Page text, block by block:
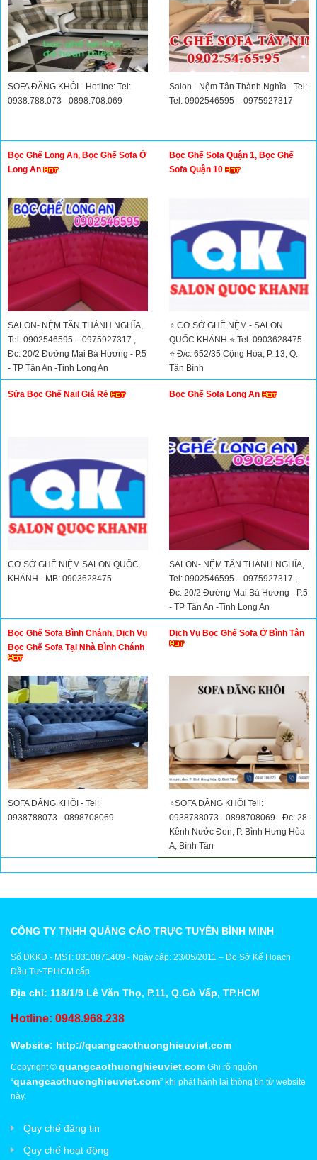
SOFA ĐĂNG KHÔI - Hotline: Tel:
0938.788.073 - 0898.708.069
Salon - Nệm Tân Thành Nghĩa - Tel:
Tel: 0902546595 – 0975927317
Bọc Ghế Long An, Bọc Ghế Sofa Ở
Long An
SALON- NỆM TÂN THÀNH NGHĨA,
Tel: 0902546595 – 0975927317 ,
Đc: 20/2 Đường Mai Bá Hương - P.5
- TP Tân An -Tỉnh Long An
Bọc Ghế Sofa Quận 1, Bọc Ghế
Sofa Quận 10
⭐ CƠ SỞ GHẾ NỆM - SALON
QUỐC KHÁNH ⭐ Tel: 0903628475
⭐ Đ/c: 652/35 Cộng Hòa, P. 13, Q.
Tân Bình
Sửa Bọc Ghế Nail Giá Rẻ
CƠ SỞ GHẾ NIỆM SALON QUỐC
KHÁNH - MB: 0903628475
Bọc Ghế Sofa Long An
SALON- NỆM TÂN THÀNH NGHĨA,
Tel: 0902546595 – 0975927317 ,
Đc: 20/2 Đường Mai Bá Hương - P.5
- TP Tân An -Tỉnh Long An
Bọc Ghế Sofa Bình Chánh, Dịch Vụ
Bọc Ghế Sofa Tại Nhà Bình Chánh
SOFA ĐĂNG KHÔI - Tel:
0938788073 - 0898708069
Dịch Vụ Bọc Ghế Sofa Ở Bình Tân
⭐SOFA ĐĂNG KHÔI Tell:
0938788073 - 0898708069 - Đc: 28
Kênh Nước Đen, P. Bình Hưng Hòa
A, Bình Tân
CÔNG TY TNHH QUẢNG CÁO TRỰC TUYẾN BÌNH MINH
Số ĐKKD - MST: 0310871409 - Ngày cấp: 23/05/2011 – Do Sở Kế Hoạch
Đầu Tư-TP.HCM cấp
Địa chỉ: 118/1/9 Lê Văn Thọ, P.11, Q.Gò Vấp, TP.HCM
Hotline: 0948.968.238
Website: http://quangcaothuonghieuviet.com
Copyright © quangcaothuonghieuviet.com Ghi rõ nguồn
“quangcaothuonghieuviet.com” khi phát hành lại thông tin từ website
này.
Quy chế đăng tin
Quy chế hoạt động